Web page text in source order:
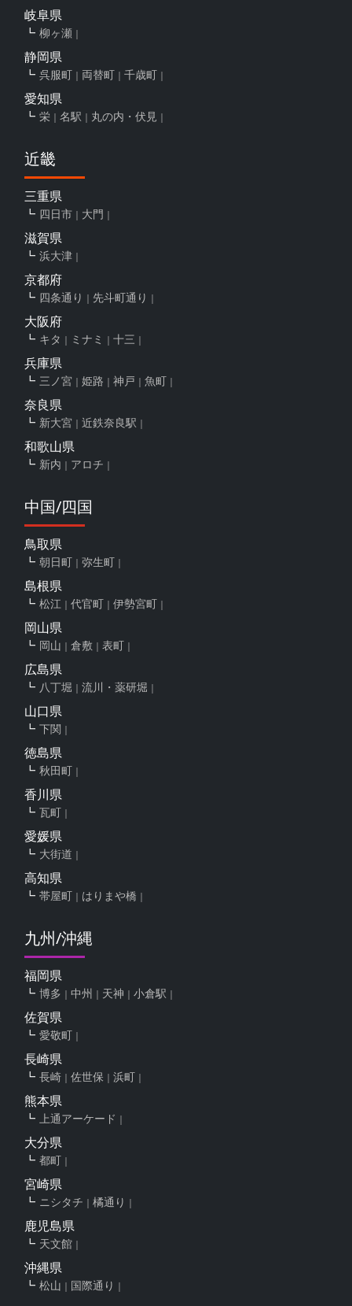
岐阜県
柳ヶ瀬
静岡県
呉服町 両替町 千歳町
愛知県
栄 名駅 丸の内・伏見
近畿
三重県
四日市 大門
滋賀県
浜大津
京都府
四条通り 先斗町通り
大阪府
キタ ミナミ 十三
兵庫県
三ノ宮 姫路 神戸 魚町
奈良県
新大宮 近鉄奈良駅
和歌山県
新内 アロチ
中国/四国
鳥取県
朝日町 弥生町
島根県
松江 代官町 伊勢宮町
岡山県
岡山 倉敷 表町
広島県
八丁堀 流川・薬研堀
山口県
下関
徳島県
秋田町
香川県
瓦町
愛媛県
大街道
高知県
帯屋町 はりまや橋
九州/沖縄
福岡県
博多 中州 天神 小倉駅
佐賀県
愛敬町
長崎県
長崎 佐世保 浜町
熊本県
上通アーケード
大分県
都町
宮崎県
ニシタチ 橘通り
鹿児島県
天文館
沖縄県
松山 国際通り